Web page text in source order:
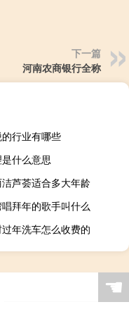
下一篇
河南农商银行全称
行业有哪些
什么意思
芦荟适合多大年龄
拜年的歌手叫什么
年洗车怎么收费的
☚